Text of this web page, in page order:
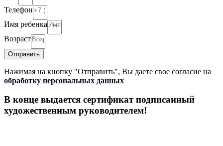
Телефон
Имя ребенка
Возраст
Отправить
Нажимая на кнопку "Отправить", Вы даете свое согласие на
обработку персональных данных
В конце выдается сертификат подписанный
художественным руководителем!